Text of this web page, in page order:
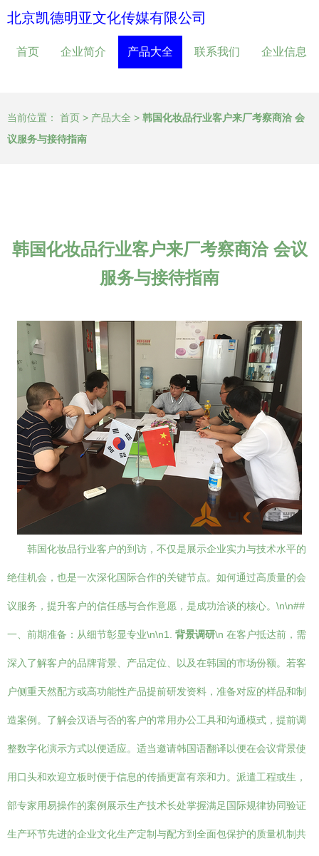
北京凯德明亚文化传媒有限公司
首页 企业简介 产品大全 联系我们 企业信息
当前位置： 首页 > 产品大全 > 韩国化妆品行业客户来厂考察商洽 会
议服务与接待指南
韩国化妆品行业客户来厂考察商洽 会议
服务与接待指南
韩国化妆品行业客户的到访，不仅是展示企业实力与技术水平的
绝佳机会，也是一次深化国际合作的关键节点。如何通过高质量的会
议服务，提升客户的信任感与合作意愿，是成功洽谈的核心。\n\n##
一、前期准备：从细节彰显专业\n\n1. 背景调研\n 在客户抵达前，需
深入了解客户的品牌背景、产品定位、以及在韩国的市场份额。若客
户侧重天然配方或高功能性产品提前研发资料，准备对应的样品和制
造案例。了解会汉语与否的客户的常用办公工具和沟通模式，提前调
整数字化演示方式以便适应。适当邀请韩国语翻译以便在会议背景使
用口头和欢迎立板时便于信息的传插更富有亲和力。派遣工程或生，
部专家用易操作的案例展示生产技术长处掌握满足国际规律协同验证
生产环节先进的企业文化生产定制与配方到全面包保护的质量机制共